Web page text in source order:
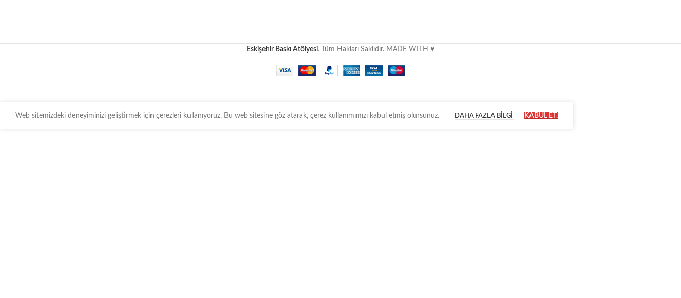
Eskişehir Baskı Atölyesi. Tüm Hakları Saklıdır. MADE WITH ♥
Web sitemizdeki deneyiminizi geliştirmek için çerezleri kullanıyoruz. Bu web sitesine göz atarak, çerez kullanımımızı kabul etmiş olursunuz. DAHA FAZLA BILGI KABUL ET.